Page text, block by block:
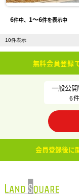
6件中、 1〜6件を表示中
無料会員登録
一般公
6件
会員登録後に